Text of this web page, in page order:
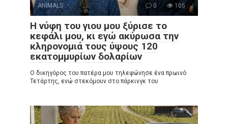
ANIMALS 0 105
Η νύφη του γιου μου ξύρισε το
κεφάλι μου, κι εγώ ακύρωσα την
κληρονομιά τους ύψους 120
εκατομμυρίων δολαρίων
Ο δικηγόρος του πατέρα μου τηλεφώνησε ένα πρωινό
Τετάρτης, ενώ στεκόμουν στο πάρκινγκ του